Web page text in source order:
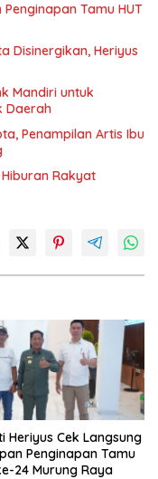
Tamu HUT
Disinergikan, Heriyus
Mandiri untuk
Daerah
Penampilan Artis Ibu
Rakyat
Heriyus Cek Langsung
Penginapan Tamu
24 Murung Raya